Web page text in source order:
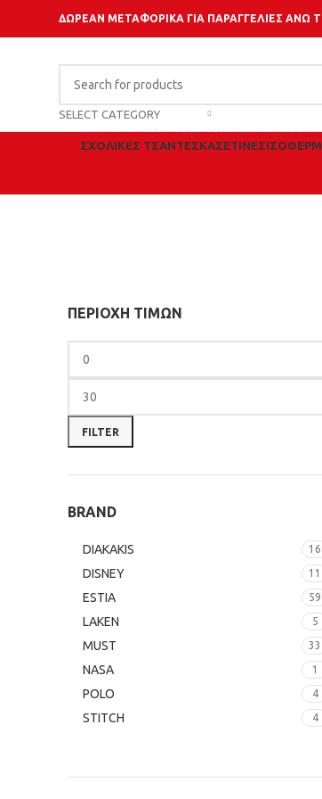
ΔΩΡΕΑΝ ΜΕΤΑΦΟΡΙΚΑ ΓΙΑ ΠΑΡΑΓΓΕΛΙΕΣ ΑΝΩ
SELECT CATEGORY
ΣΧΟΛΙΚΈΣ ΤΣΆΝΤΕΣΚΑΣΕΤΊΝΕΣ
ΠΕΡΙΟΧΉ ΤΙΜΏΝ
FILTER
BRAND
DIAKAKIS 16
DISNEY 11
ESTIA 59
LAKEN 5
MUST 33
NASA 1
POLO 4
STITCH 4